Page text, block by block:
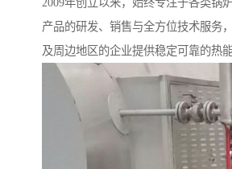
2009年创立以来，始终专注于各类锅
产品的研发、销售与全方位技术服务
及周边地区的企业提供稳定可靠的热能